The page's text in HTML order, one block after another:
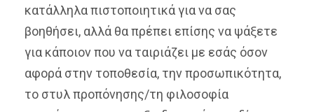
κατάλληλα πιστοποιητικά για να σας
βοηθήσει, αλλά θα πρέπει επίσης να ψάξετε
για κάποιον που να ταιριάζει με εσάς όσον
αφορά στην τοποθεσία, την προσωπικότητα,
το στυλ προπόνησης/τη φιλοσοφία